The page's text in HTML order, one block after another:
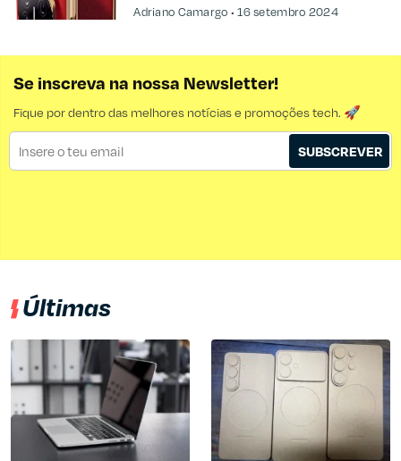
Adriano Camargo 16 setembro 2024
Se inscreva na nossa Newsletter!
Fique por dentro das melhores notícias e promoções tech. 🚀
SUBSCREVER
Últimas